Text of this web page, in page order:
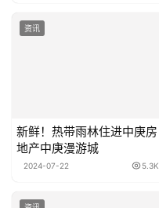
资讯
新鲜！热带雨林住进中庚房
地产中庚漫游城
2024-07-22 5.3K